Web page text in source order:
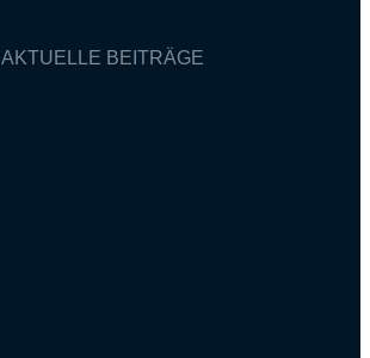
AKTUELLE BEITRÄGE